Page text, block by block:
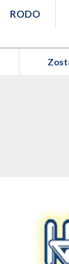
RODO